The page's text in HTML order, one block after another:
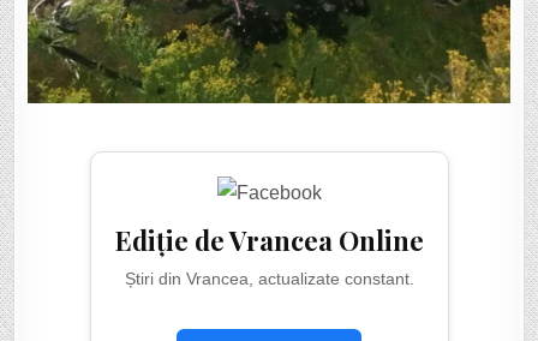
Ediție de Vrancea Online
Știri din Vrancea, actualizate constant.